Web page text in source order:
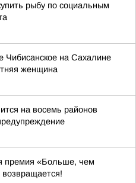
рыбу по социальным
Чибисанское на Сахалине
женщина
на восемь районов
премия «Больше, чем